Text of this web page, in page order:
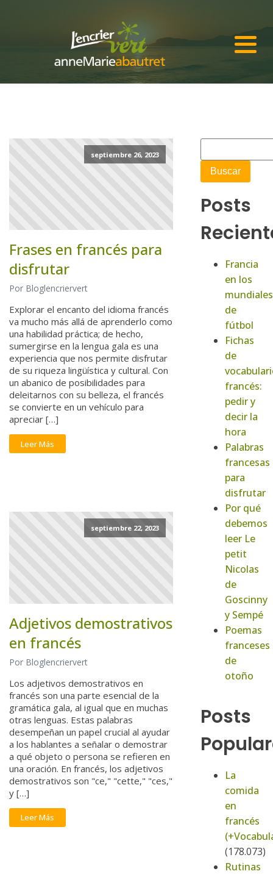
septiembre 26, 2023
Frases en francés para
disfrutar
Por Bloglencriervert
Explorar el encanto del idioma francés
va mucho más allá de aprenderlo como
una habilidad práctica; de hecho,
sumergirse en la lengua gala es una
experiencia que nos permite disfrutar
de su riqueza lingüística y cultural. Con
un abanico de posibilidades para
deleitarnos con su belleza, el francés
se convierte en un vehículo para
apreciar […]
Leer Más
septiembre 22, 2023
Adjetivos demostrativos
en francés
Por Bloglencriervert
Los adjetivos demostrativos en
francés son una parte esencial de la
gramática gala, al igual que en muchas
otras lenguas. Estas palabras
desempeñan un papel crucial al ayudar
a los hablantes a señalar o demostrar
a qué objeto o persona se refieren en
una oración. En francés, los adjetivos
demostrativos son "ce," "cette," "ces,"
y […]
Leer Más
Posts
Francia
en los
mundiales
de
fútbol
Fichas
de
francés:
pedir y
decir la
hora
Palabras
francesas
para
disfrutar
Por qué
debemos
leer Le
petit
Nicolas
de
Goscinny
y Sempé
Poemas
franceses
de
otoño
Posts
La
comida
en
francés
(178.073)
Rutinas